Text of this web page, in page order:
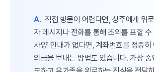
A. 직접 방문이 어렵다면, 상주에게 위
자 메시지나 전화를 통해 조의를 표할
사양' 안내가 없다면, 계좌번호를 정중
의금을 보내는 방법도 있습니다. 가장 중